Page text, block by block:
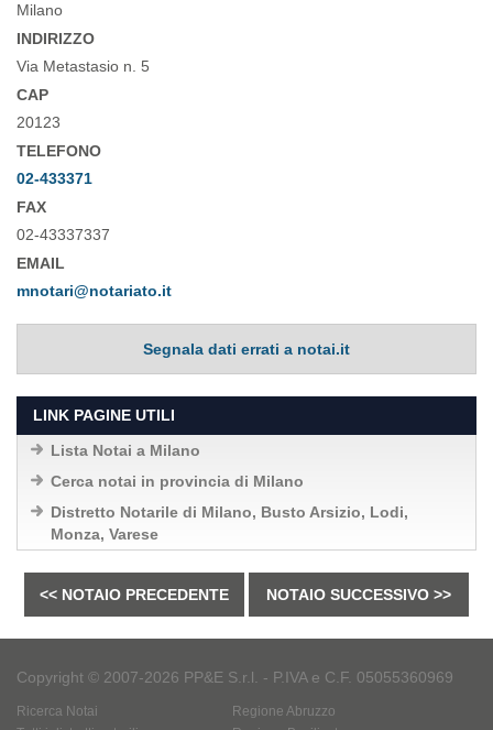
Milano
INDIRIZZO
Via Metastasio n. 5
CAP
20123
TELEFONO
02-433371
FAX
02-43337337
EMAIL
mnotari@notariato.it
Segnala dati errati a notai.it
LINK PAGINE UTILI
Lista Notai a Milano
Cerca notai in provincia di Milano
Distretto Notarile di Milano, Busto Arsizio, Lodi,
Monza, Varese
<< NOTAIO PRECEDENTE NOTAIO SUCCESSIVO >>
Copyright © 2007-2026 PP&E S.r.l. - P.IVA e C.F. 05055360969
Ricerca Notai
Regione Abruzzo